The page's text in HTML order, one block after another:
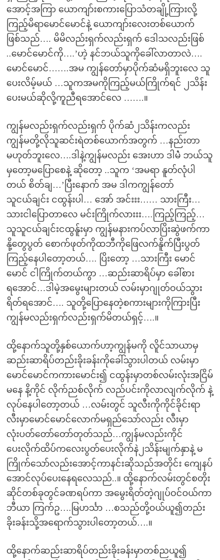
အောင့်အကြာ ယောကျာ်းစကားပြောသံတချို့ကြားလို့
ကြည့်မိရာမောင်မောင်နဲ့ ယောကျာ်းလေးတစ်ယောက်
ဖြစ်သည်…. မိမိလည်းရှက်လည်းရှက် ဒေါသလည်းဖြစ်
..မောင်မောင်ကို….’ဟဲ့ နင်ဘယ်သူကိုခေါ်လာတာလဲ….
မောင်မောင်…….အမ ကျွန်တော်မှာပိုက်ဆံမရှိဘူးလေ သူ
ပေးလိမ့်မယ် …သူကအမကိုကြည့်မယ်ကြိုက်ရင် ၂သိန်း
ပေးမယ်ဆိုလို့ကူညီရအောင်လေ …….။
ကျွန်မလည်းရှက်လည်းရှက် ပိုက်ဆံ၂သိန်းကလည်း
ကျွန်မတို့လိုသူဆင်းရဲတစ်ယောက်အတွက် …နည်းတာ
မဟုတ်ဘူးလေ….ဒါနဲ့ကျွန်မလည်း အေးဟာ ဒါမဲံ ဘယ်သူ
မှတော့မပြောစေနဲ့ ဆိုတော့ ..သူက ‘အမရာ နူတ်လုံပါ
တယ် စိတ်ချ…’ပြီးနောက် အမ ဒါကကျွန်တော်
သူငယ်ချင်း ငထွန်းပါ… အော် အင်းးး…… သားကြီး…
သားငါပြောတာလေ မင်းကြိုက်လားးး….ကြည့်ကြည့်…
သူသူငယ်ချင်းငထွန်ူးမှာ ကျွန်မနားကပ်လာပြိးဆွဲဖက်ကာ
နို့တွေပွတ် စောက်ဖုတ်ကိုထဘီကိုဖြေလက်နိူက်ပြီးပွတ်
ကြည့်နေပါတော့တယ်…. ပြိးတော့ …သားကြီး မောင်
မောင် ငါကြိုက်တယ်ကွာ …ဆည်းဆာရိပ်မှာ ခေါ်စား
ရအောင်…ဒါမဲ့အမွေးများတယ် လမ်းမှာဂျုတ်ဝယ်သွား
ရိတ်ရအောင်…. သူတို့ပြောနေတဲ့စကားများကိုကြားပြီး
ကျွန်မလည်းရှက်လည်းရှက်မိတယ်ရှင့်….။
ထို့နောက်သူတို့နှစ်ယောက်ဟာ့ကျွန်မကို လိူင်သာယာမှ
ဆည်းဆာရိပ်တည်းခိုးခန်းကိုခေါ်သွားပါတယ် လမ်းမှာ
မောင်မောင်ကကားမောင်း၍ ငထွန်းမှာတစ်လမ်းလုံးအငြိမ်
မနေ နိ့ကိုင် လိုက်ညစ်လိုက် လည်ပင်းကိုလာလျက်လိုက် နဲ့
လုပ်နေပါတော့တယ် …လမ်းတွင် သူလီးကိုကိုင်ခိုင်းရာ
လီးမှာမောင်မောင်လောက်မရှည်သော်လည်း လီးမှာ
လုံးပတ်တော်တော်တုတ်သည်…ကျွန်မလည်းကိုင်
ပေးလိုက်ထိပ်ကလေးပွတ်ပေးလိုက်နဲ၂သိန်းမျက်နှာနဲ့ မ
ကြိုက်သော်လည်းအောင့်ကာနင်းဆိုသည်အတိုင်း ကျေနပ်
အောင်လုပ်ပေးနေရလေသည်..။ ထို့နောက်လမ်းတွင်စတိုး
ဆိုင်တစ်ခုတွင်ခဏရပ်ကာ အမွေးရိတ်တဲ့ဂျုပ်ဝင်ဝယ်ကာ
ဘီယာ ကြက်ဥ….မြဟင်္သာ …စသည်တို့ဝယ်ယူ၍တည်း
ခိုးခန်းသို့အရောက်သွားပါတော့တယ်….။
ထို့နောက်ဆည်းဆာရိပ်တည်းခိုးခန်းမှာတစ်ညယူ၍